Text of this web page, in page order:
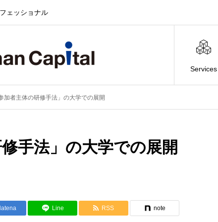
ェッショナル
Services
参加者主体の研修手法」の大学での展開
修手法」の大学での展開
Line RSS note